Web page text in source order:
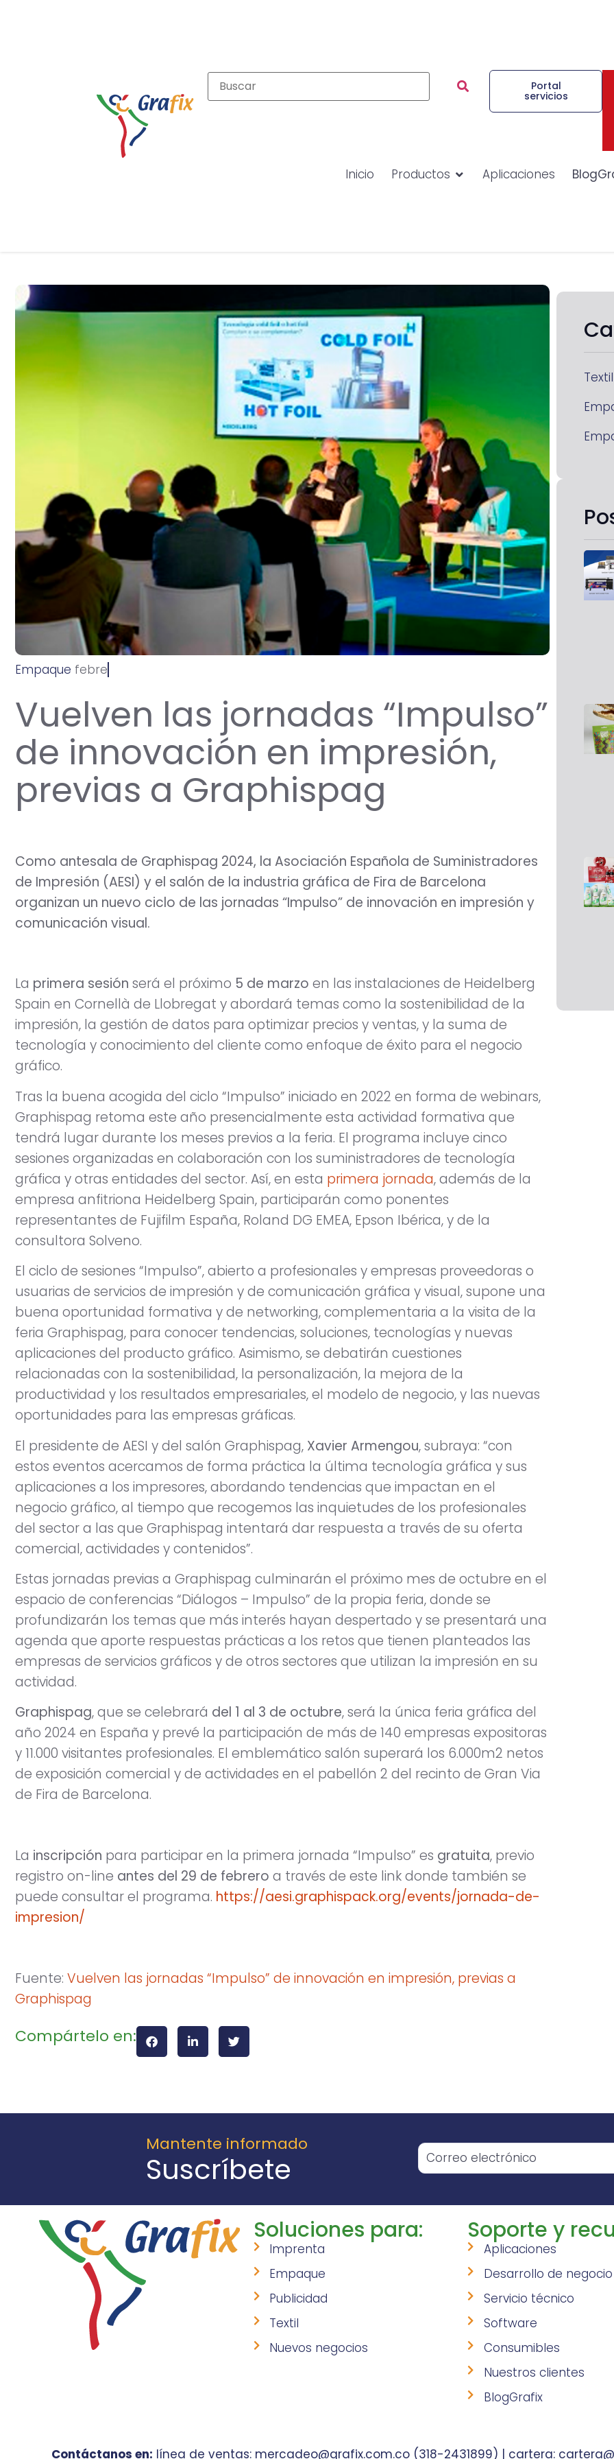
Portal
servicios
Inicio Productos Aplicaciones
Empaque febre
Vuelven las jornadas “Impulso”
de innovación en impresión,
previas a Graphispag
Como antesala de Graphispag 2024, la Asociación Española de Suministradores
de Impresión (AESI) y el salón de la industria gráfica de Fira de Barcelona
organizan un nuevo ciclo de las jornadas “Impulso” de innovación en impresión y
comunicación visual.
La primera sesión será el próximo 5 de marzo en las instalaciones de Heidelberg
Spain en Cornellà de Llobregat y abordará temas como la sostenibilidad de la
impresión, la gestión de datos para optimizar precios y ventas, y la suma de
tecnología y conocimiento del cliente como enfoque de éxito para el negocio
gráfico.
Tras la buena acogida del ciclo “Impulso” iniciado en 2022 en forma de webinars,
Graphispag retoma este año presencialmente esta actividad formativa que
tendrá lugar durante los meses previos a la feria. El programa incluye cinco
sesiones organizadas en colaboración con los suministradores de tecnología
gráfica y otras entidades del sector. Así, en esta primera jornada, además de la
empresa anfitriona Heidelberg Spain, participarán como ponentes
representantes de Fujifilm España, Roland DG EMEA, Epson Ibérica, y de la
consultora Solveno.
El ciclo de sesiones “Impulso”, abierto a profesionales y empresas proveedoras o
usuarias de servicios de impresión y de comunicación gráfica y visual, supone una
buena oportunidad formativa y de networking, complementaria a la visita de la
feria Graphispag, para conocer tendencias, soluciones, tecnologías y nuevas
aplicaciones del producto gráfico. Asimismo, se debatirán cuestiones
relacionadas con la sostenibilidad, la personalización, la mejora de la
productividad y los resultados empresariales, el modelo de negocio, y las nuevas
oportunidades para las empresas gráficas.
El presidente de AESI y del salón Graphispag, Xavier Armengou, subraya: “con
estos eventos acercamos de forma práctica la última tecnología gráfica y sus
aplicaciones a los impresores, abordando tendencias que impactan en el
negocio gráfico, al tiempo que recogemos las inquietudes de los profesionales
del sector a las que Graphispag intentará dar respuesta a través de su oferta
comercial, actividades y contenidos”.
Estas jornadas previas a Graphispag culminarán el próximo mes de octubre en el
espacio de conferencias “Diálogos – Impulso” de la propia feria, donde se
profundizarán los temas que más interés hayan despertado y se presentará una
agenda que aporte respuestas prácticas a los retos que tienen planteados las
empresas de servicios gráficos y de otros sectores que utilizan la impresión en su
actividad.
Graphispag, que se celebrará del 1 al 3 de octubre, será la única feria gráfica del
año 2024 en España y prevé la participación de más de 140 empresas expositoras
y 11.000 visitantes profesionales. El emblemático salón superará los 6.000m2 netos
de exposición comercial y de actividades en el pabellón 2 del recinto de Gran Via
de Fira de Barcelona.
La inscripción para participar en la primera jornada “Impulso” es gratuita, previo
registro on-line antes del 29 de febrero a través de este link donde también se
puede consultar el programa. https://aesi.graphispack.org/events/jornada-de-
impresion/
Fuente: Vuelven las jornadas “Impulso” de innovación en impresión, previas a
Graphispag
Compártelo en:
Textil
Mantente informado
Suscríbete
Soluciones para:
Imprenta
Empaque
Publicidad
Textil
Nuevos negocios
Soporte y
Aplicaciones
Desarrollo de negocio
Servicio técnico
Software
Consumibles
Nuestros clientes
BlogGrafix
Contáctanos en: línea de ventas: mercadeo@grafix.com.co (318-2431899) | cartera: